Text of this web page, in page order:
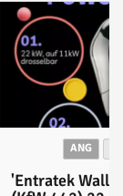
ANG
'Entratek